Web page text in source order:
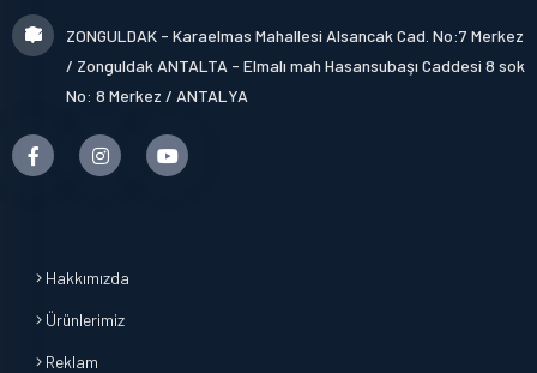
ZONGULDAK - Karaelmas Mahallesi Alsancak Cad. No:7 Merkez
/ Zonguldak ANTALTA - Elmalı mah Hasansubaşı Caddesi 8 sok
No: 8 Merkez / ANTALYA
Hakkımızda
Ürünlerimiz
Reklam